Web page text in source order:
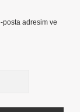
posta adresim ve